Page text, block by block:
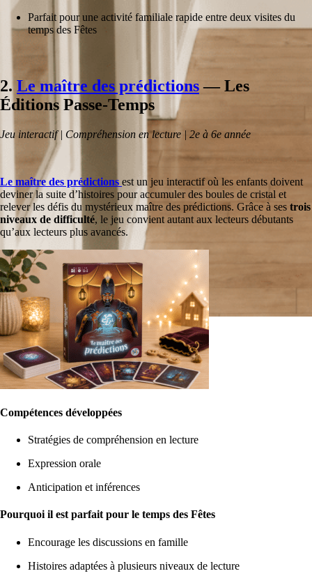
Parfait pour une activité familiale rapide entre deux visites du
temps des Fêtes
2. Le maître des prédictions— Les
Éditions Passe-Temps
Jeu interactif | Compréhension en lecture | 2e à 6e année
Le maître des prédictions est un jeu interactif où les enfants doivent
deviner la suite d’histoires pour accumuler des boules de cristal et
relever les défis du mystérieux maître des prédictions. Grâce à ses trois
niveaux de difficulté, le jeu convient autant aux lecteurs débutants
qu’aux lecteurs plus avancés.
Compétences développées
Stratégies de compréhension en lecture
Expression orale
Anticipation et inférences
Pourquoi il est parfait pour le temps des Fêtes
Encourage les discussions en famille
Histoires adaptées à plusieurs niveaux de lecture